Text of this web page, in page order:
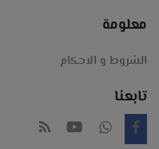
#عد
#نقود
#كشف
معلومة
الشروط و الاحكام
تابعنا